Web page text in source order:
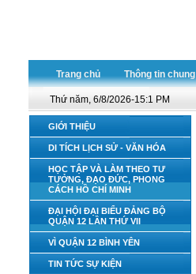
Trang chủ Thông tin chung
Thứ năm, 6/8/2026-15:2 PM
GIỚI THIỆU
DI TÍCH LỊCH SỬ - VĂN HÓA
HỌC TẬP VÀ LÀM THEO TƯ
TƯỞNG, ĐẠO ĐỨC, PHONG
CÁCH HỒ CHÍ MINH
ĐẠI HỘI ĐẠI BIỂU ĐẢNG BỘ
QUẬN 12 LẦN THỨ VII
VÌ QUẬN 12 BÌNH YÊN
TIN TỨC SỰ KIỆN